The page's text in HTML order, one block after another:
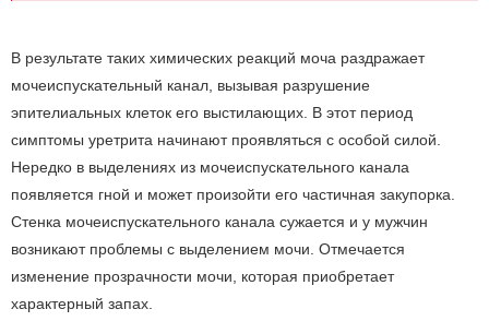
В результате таких химических реакций моча раздражает
мочеиспускательный канал, вызывая разрушение
эпителиальных клеток его выстилающих. В этот период
симптомы уретрита начинают проявляться с особой силой.
Нередко в выделениях из мочеиспускательного канала
появляется гной и может произойти его частичная закупорка.
Стенка мочеиспускательного канала сужается и у мужчин
возникают проблемы с выделением мочи. Отмечается
изменение прозрачности мочи, которая приобретает
характерный запах.